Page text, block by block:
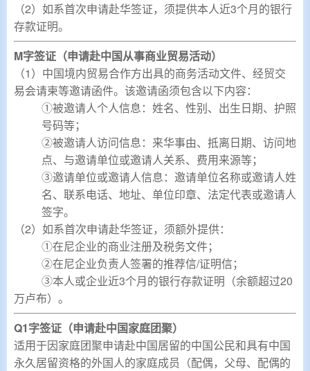
（2）如系首次申请赴华签证，须提供本人近3个月的银行
存款证明。
M字签证（申请赴中国从事商业贸易活动）
（1）中国境内贸易合作方出具的商务活动文件、经贸交
易会请柬等邀请函件。该邀请函须包含以下内容：
①被邀请人个人信息：姓名、性别、出生日期、护照
号码等；
②被邀请人访问信息：来华事由、抵离日期、访问地
点、与邀请单位或邀请人关系、费用来源等；
③邀请单位或邀请人信息：邀请单位名称或邀请人姓
名、联系电话、地址、单位印章、法定代表或邀请人
签字。
（2）如系首次申请赴华签证，须额外提供：
①在尼企业的商业注册及税务文件；
②在尼企业负责人签署的推荐信/证明信；
③本人或企业近3个月的银行存款证明（余额超过20
万卢布）。
Q1字签证（申请赴中国家庭团聚）
适用于因家庭团聚申请赴中国居留的中国公民和具有中国
永久居留资格的外国人的家庭成员（配偶，父母、配偶的